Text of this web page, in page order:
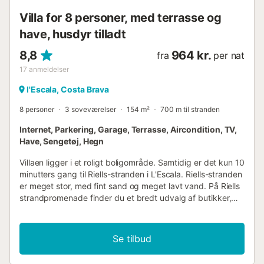
Villa for 8 personer, med terrasse og
have, husdyr tilladt
8,8
17 anmeldelser
fra 964 kr. per nat
l'Escala, Costa Brava
8 personer 3 soveværelser 154 m² 700 m til stranden
Internet, Parkering, Garage, Terrasse, Aircondition, TV,
Have, Sengetøj, Hegn
Villaen ligger i et roligt boligområde. Samtidig er det kun 10
minutters gang til Riells-stranden i L'Escala. Riells-stranden
er meget stor, med fint sand og meget lavt vand. På Riells
strandpromenade finder du et bredt udvalg af butikker,
vandsportsaktiviteter osv. Huset har en meget
komfortabel stue, et stort og moderne køkken, meget
veludstyret og åbent til spisestuen med adgang til
terrassen og haven. Tre soveværelser: to med en
Se tilbud